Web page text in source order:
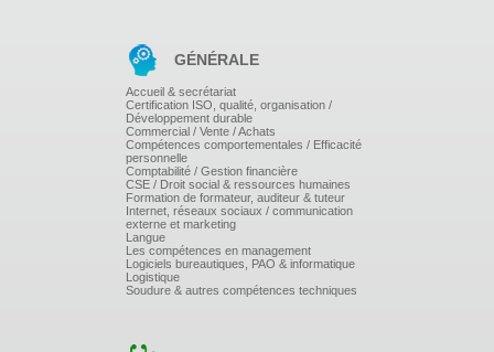
GÉNÉRALE
Accueil & secrétariat
Certification ISO, qualité, organisation /
Développement durable
Commercial / Vente / Achats
Compétences comportementales / Efficacité
personnelle
Comptabilité / Gestion financière
CSE / Droit social & ressources humaines
Formation de formateur, auditeur & tuteur
Internet, réseaux sociaux / communication
externe et marketing
Langue
Les compétences en management
Logiciels bureautiques, PAO & informatique
Logistique
Soudure & autres compétences techniques